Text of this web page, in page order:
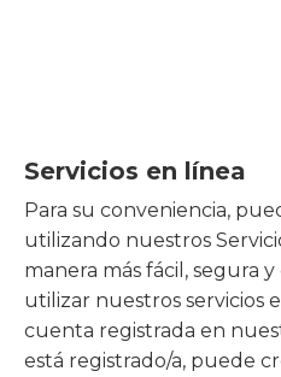
Servicios en línea
Para su conveniencia,
utilizando nuestros
manera más fácil, segura
utilizar nuestros servicios
cuenta registrada en
está registrado/a, puede